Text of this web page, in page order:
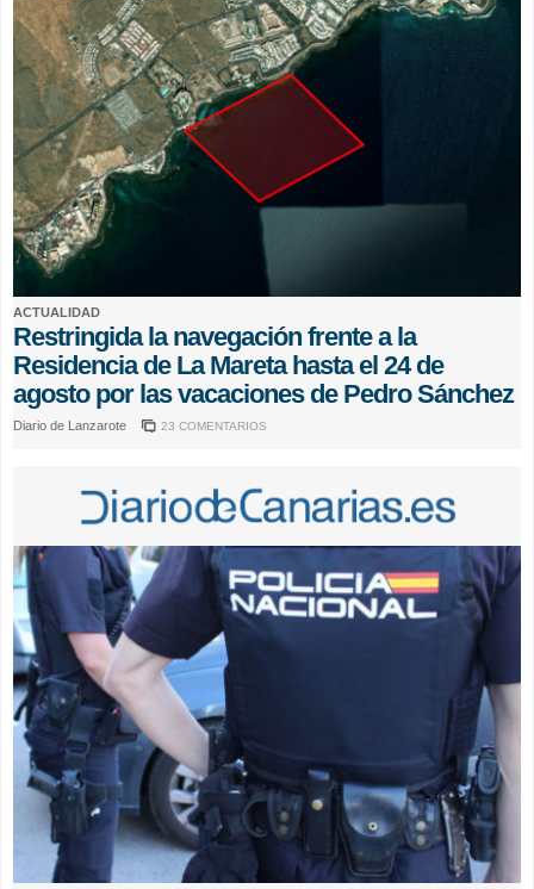
ACTUALIDAD
Restringida la navegación frente a la
Residencia de La Mareta hasta el 24 de
agosto por las vacaciones de Pedro Sánchez
Diario de Lanzarote 23 COMENTARIOS